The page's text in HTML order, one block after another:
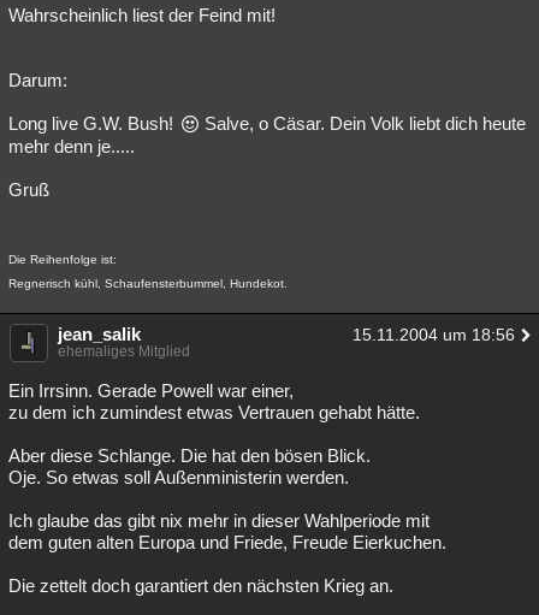
Wahrscheinlich liest der Feind mit!
Darum:
Long live G.W. Bush!
Salve, o Cäsar. Dein Volk liebt dich heute
mehr denn je.....
Gruß
Die Reihenfolge ist:
Regnerisch kühl, Schaufensterbummel, Hundekot.
jean_salik 15.11.2004 um 18:56
ehemaliges Mitglied
Ein Irrsinn. Gerade Powell war einer,
zu dem ich zumindest etwas Vertrauen gehabt hätte.
Aber diese Schlange. Die hat den bösen Blick.
Oje. So etwas soll Außenministerin werden.
Ich glaube das gibt nix mehr in dieser Wahlperiode mit
dem guten alten Europa und Friede, Freude Eierkuchen.
Die zettelt doch garantiert den nächsten Krieg an.